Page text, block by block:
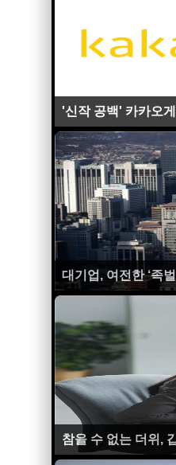
'신작 공백' 카카오
대기업, 여전한 ‘족
참을 수 없는 더위,